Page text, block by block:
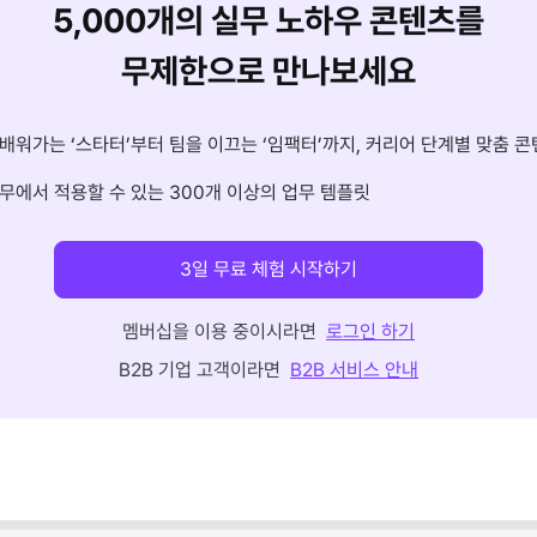
5,000개의 실무 노하우 콘텐츠를
무제한으로 만나보세요
워가는 ‘스타터’부터 팀을 이끄는 ‘임팩터’까지, 커리어 단계별 맞춤 콘
에서 적용할 수 있는 300개 이상의 업무 템플릿
3일 무료 체험 시작하기
멤버십을 이용 중이시라면 로그인 하기
B2B 기업 고객이라면 B2B 서비스 안내